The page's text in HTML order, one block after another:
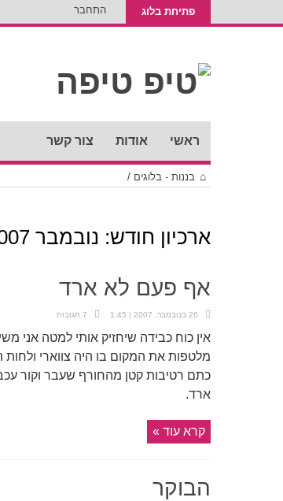
פתיחת בלוג התחבר
ראשי אודות צור קשר
בננות - בלוגים /
ארכיון חודש: נובמבר 2007
אף פעם לא ארד
26 בנובמבר, 2007 | 1:45 7 תגובות
אין כוח כבידה שיחזיק אותי למטה אני
מלטפות את המקום בו היה צווארי
כתם רטיבות קטן מהחורף שעבר וקור
ארד.
קרא עוד »
הבוקר